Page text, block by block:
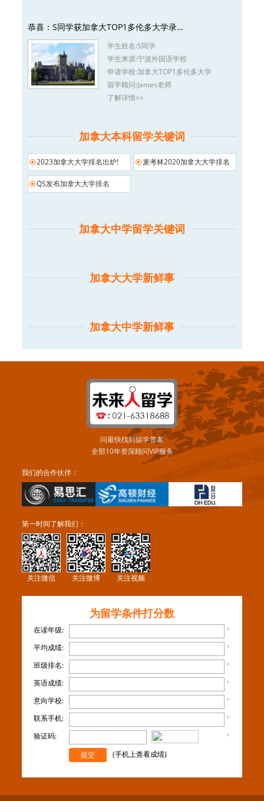
恭喜：S同学获加拿大TOP1多伦多大学录…
学生姓名:S同学
学生来源:宁波外国语学校
申请学校:加拿大TOP1多伦多大学
留学顾问:James老师
了解详情>>
加拿大本科留学关键词
2023加拿大大学排名出炉! 麦考林2020加拿大大学排名
QS发布加拿大大学排名
加拿大中学留学关键词
加拿大大学新鲜事
加拿大中学新鲜事
问最快找到留学答案
全部10年资深顾问VIP服务
我们的合作伙伴：
第一时间了解我们：
关注微信 关注微博 关注视频
为留学条件打分数
在读年级:
*
平均成绩:
*
班级排名:
*
英语成绩:
*
意向学校:
*
联系手机:
*
验证码:
清楚？
*
(手机上查看成绩)